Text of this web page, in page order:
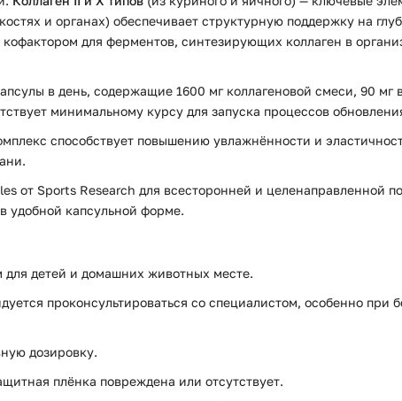
и органах) обеспечивает структурную поддержку на
для ферментов, синтезирующих коллаген в
в день, содержащие 1600 мг коллагеновой смеси, 90
минимальному курсу для запуска процессов
способствует повышению увлажнённости и
от Sports Research для всесторонней и целенаправленной
удобной капсульной форме.
для детей и домашних животных месте.
проконсультироваться со специалистом, особенно
дозировку.
плёнка повреждена или отсутствует.